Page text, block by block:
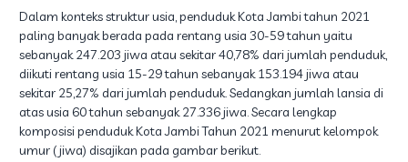
Dalam konteks struktur usia, penduduk Kota Jambi tahun 2021
paling banyak berada pada rentang usia 30-59 tahun yaitu
sebanyak 247.203 jiwa atau sekitar 40,78% dari jumlah penduduk,
diikuti rentang usia 15-29 tahun sebanyak 153.194 jiwa atau
sekitar 25,27% dari jumlah penduduk. Sedangkan jumlah lansia di
atas usia 60 tahun sebanyak 27.336 jiwa. Secara lengkap
komposisi penduduk Kota Jambi Tahun 2021 menurut kelompok
umur (jiwa) disajikan pada gambar berikut.